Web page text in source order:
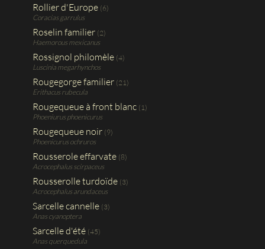
Rollier d'Europe (6)
Coracias garrulus
Roselin familier (2)
Haemorous mexicanus
Rossignol philomèle (4)
Luscinia megarhynchos
Rougegorge familier (21)
Erithacus rubecula
Rougequeue à front blanc (1)
Phoeniurus phoenicurus
Rougequeue noir (9)
Phoenicurus ochruros
Rousserole effarvate (8)
Acrocephalus scirpaceus
Rousserolle turdoïde (3)
Acrocephalus arundaceus
Sarcelle cannelle (3)
Anas cyanoptera
Sarcelle d'été (45)
Anas querquedula